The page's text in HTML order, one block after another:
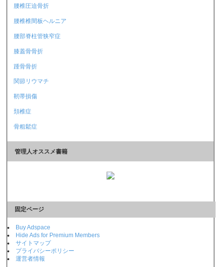
腰椎圧迫骨折
腰椎椎間板ヘルニア
腰部脊柱管狭窄症
膝蓋骨骨折
踵骨骨折
関節リウマチ
靭帯損傷
頚椎症
骨粗鬆症
管理人オススメ書籍
固定ページ
Buy Adspace
Hide Ads for Premium Members
サイトマップ
プライバシーポリシー
運営者情報